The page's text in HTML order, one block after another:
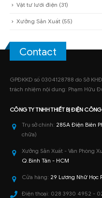
Vật tư lưới điện (31)
Xưởng Sản Xuất (55)
Contact
GPĐKKD số 0304128788 do Sở
trách nhiệm nội dung: Phạm Hữu
CÔNG TY TNHHTHIẾT BỊ ĐIỆN CÔNG
Trụ sở chính: 285A Điện Biên
chữa)
Xưởng Sản Xuất - Văn Phòng
Q.Bình Tân - HCM
Cửa hàng: 29 Lương Nhữ Học
Điện thoại: 028 3930 4952 -